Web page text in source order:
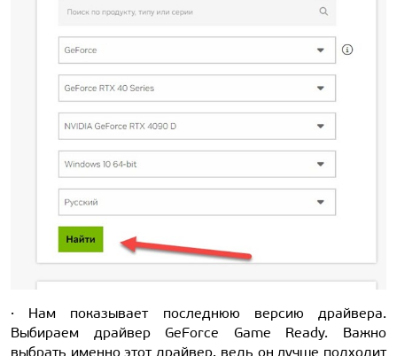
· Нам показывает последнюю версию драйвера.
Выбираем драйвер GeForce Game Ready. Важно
выбрать именно этот драйвер, ведь он лучше подходит